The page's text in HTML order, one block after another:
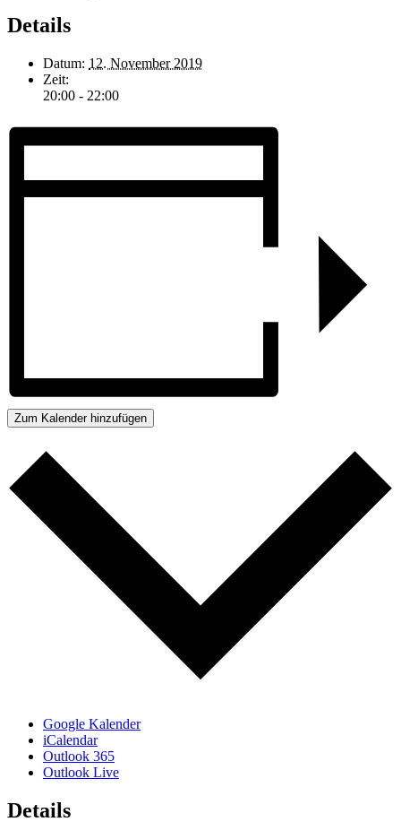
Details
Datum: 12. November 2019
Zeit:
20:00 - 22:00
Zum Kalender hinzufügen
Google Kalender
iCalendar
Outlook 365
Outlook Live
Details